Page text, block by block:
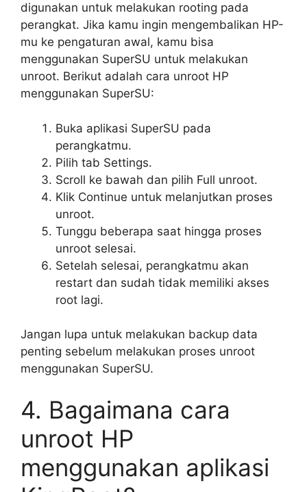
digunakan untuk melakukan rooting pada
perangkat. Jika kamu ingin mengembalikan HP-
mu ke pengaturan awal, kamu bisa
menggunakan SuperSU untuk melakukan
unroot. Berikut adalah cara unroot HP
menggunakan SuperSU:
Buka aplikasi SuperSU pada
perangkatmu.
Pilih tab Settings.
Scroll ke bawah dan pilih Full unroot.
Klik Continue untuk melanjutkan proses
unroot.
Tunggu beberapa saat hingga proses
unroot selesai.
Setelah selesai, perangkatmu akan
restart dan sudah tidak memiliki akses
root lagi.
Jangan lupa untuk melakukan backup data
penting sebelum melakukan proses unroot
menggunakan SuperSU.
4. Bagaimana cara
unroot HP
menggunakan aplikasi